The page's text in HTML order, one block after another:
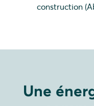
construction
Une